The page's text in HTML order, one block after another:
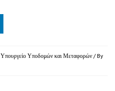
Υπουργείο Υποδομών και Μεταφορών / By